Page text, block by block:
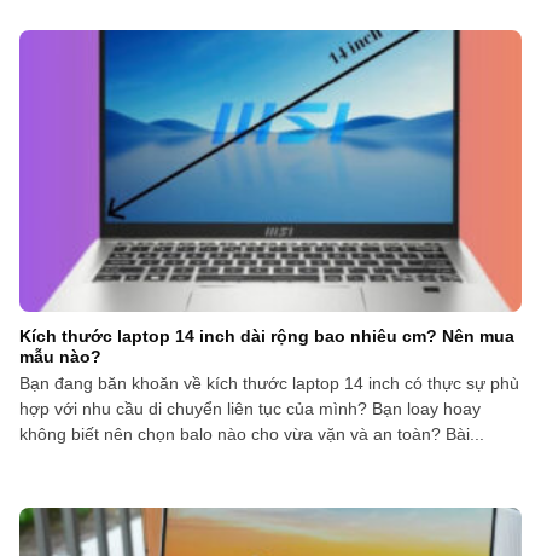
Kích thước laptop 14 inch dài rộng bao nhiêu cm? Nên mua
mẫu nào?
Bạn đang băn khoăn về kích thước laptop 14 inch có thực sự phù
hợp với nhu cầu di chuyển liên tục của mình? Bạn loay hoay
không biết nên chọn balo nào cho vừa vặn và an toàn? Bài...